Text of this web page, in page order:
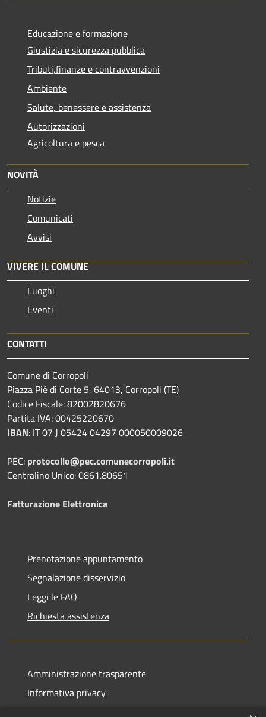
Educazione e formazione
Giustizia e sicurezza pubblica
Tributi,finanze e contravvenzioni
Ambiente
Salute, benessere e assistenza
Autorizzazioni
Agricoltura e pesca
NOVITÀ
Notizie
Comunicati
Avvisi
VIVERE IL COMUNE
Luoghi
Eventi
CONTATTI
Comune di Corropoli
Piazza Pié di Corte 5, 64013, Corropoli (TE)
Codice Fiscale: 82002820676
Partita IVA: 00425220670
IBAN: IT 07 J 05424 04297 000050009026
PEC: protocollo@pec.comunecorropoli.it
Centralino Unico: 0861.80651
Fatturazione Elettronica
Prenotazione appuntamento
Segnalazione disservizio
Leggi le FAQ
Richiesta assistenza
Amministrazione trasparente
Informativa privacy